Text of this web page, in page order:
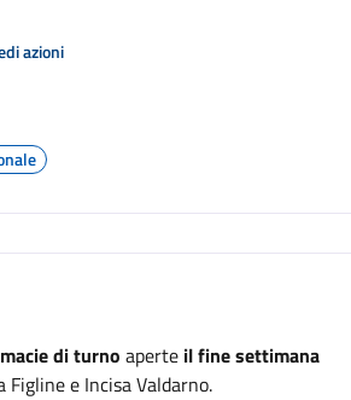
azioni
di turno aperte il fine settimana
Figline e Incisa Valdarno.